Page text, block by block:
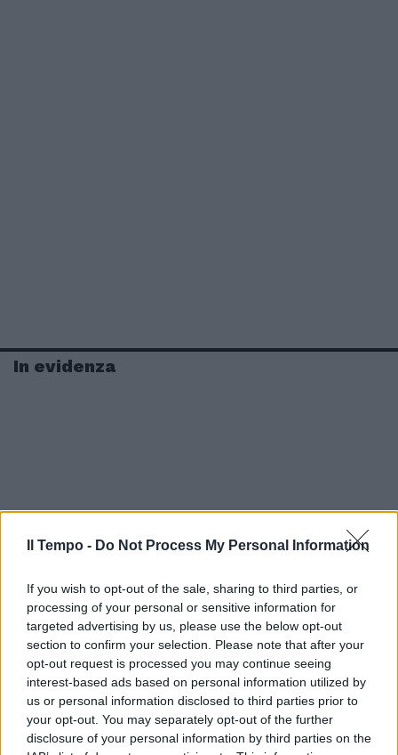
Il Tempo - Do Not Process My Personal Information
If you wish to opt-out of the sale, sharing to third parties, or
processing of your personal or sensitive information for
targeted advertising by us, please use the below opt-out
section to confirm your selection. Please note that after your
opt-out request is processed you may continue seeing
interest-based ads based on personal information utilized by
us or personal information disclosed to third parties prior to
your opt-out. You may separately opt-out of the further
disclosure of your personal information by third parties on the
In evidenza